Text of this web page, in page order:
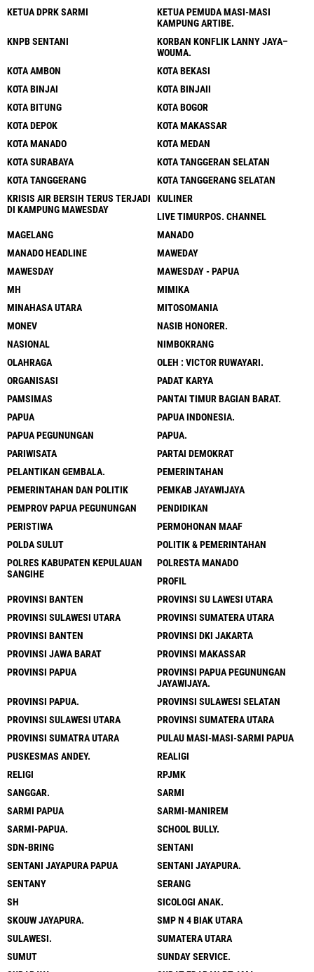
KETUA DPRK SARMI
KETUA PEMUDA MASI-MASI
KAMPUNG ARTIBE.
KNPB SENTANI
KORBAN KONFLIK LANNY JAYA–
WOUMA.
KOTA AMBON
KOTA BEKASI
KOTA BINJAI
KOTA BINJAII
KOTA BITUNG
KOTA BOGOR
KOTA DEPOK
KOTA MAKASSAR
KOTA MANADO
KOTA MEDAN
KOTA SURABAYA
KOTA TANGGERAN SELATAN
KOTA TANGGERANG
KOTA TANGGERANG SELATAN
KRISIS AIR BERSIH TERUS TERJADI
DI KAMPUNG MAWESDAY
KULINER
LIVE TIMURPOS. CHANNEL
MAGELANG
MANADO
MANADO HEADLINE
MAWEDAY
MAWESDAY
MAWESDAY - PAPUA
MH
MIMIKA
MINAHASA UTARA
MITOSOMANIA
MONEV
NASIB HONORER.
NASIONAL
NIMBOKRANG
OLAHRAGA
OLEH : VICTOR RUWAYARI.
ORGANISASI
PADAT KARYA
PAMSIMAS
PANTAI TIMUR BAGIAN BARAT.
PAPUA
PAPUA INDONESIA.
PAPUA PEGUNUNGAN
PAPUA.
PARIWISATA
PARTAI DEMOKRAT
PELANTIKAN GEMBALA.
PEMERINTAHAN
PEMERINTAHAN DAN POLITIK
PEMKAB JAYAWIJAYA
PEMPROV PAPUA PEGUNUNGAN
PENDIDIKAN
PERISTIWA
PERMOHONAN MAAF
POLDA SULUT
POLITIK & PEMERINTAHAN
POLRES KABUPATEN KEPULAUAN
SANGIHE
POLRESTA MANADO
PROFIL
PROVINSI BANTEN
PROVINSI SU LAWESI UTARA
PROVINSI SULAWESI UTARA
PROVINSI SUMATERA UTARA
PROVINSI BANTEN
PROVINSI DKI JAKARTA
PROVINSI JAWA BARAT
PROVINSI MAKASSAR
PROVINSI PAPUA
PROVINSI PAPUA PEGUNUNGAN
JAYAWIJAYA.
PROVINSI PAPUA.
PROVINSI SULAWESI SELATAN
PROVINSI SULAWESI UTARA
PROVINSI SUMATERA UTARA
PROVINSI SUMATRA UTARA
PULAU MASI-MASI-SARMI PAPUA
PUSKESMAS ANDEY.
REALIGI
RELIGI
RPJMK
SANGGAR.
SARMI
SARMI PAPUA
SARMI-MANIREM
SARMI-PAPUA.
SCHOOL BULLY.
SDN-BRING
SENTANI
SENTANI JAYAPURA PAPUA
SENTANI JAYAPURA.
SENTANY
SERANG
SH
SICOLOGI ANAK.
SKOUW JAYAPURA.
SMP N 4 BIAK UTARA
SULAWESI.
SUMATERA UTARA
SUMUT
SUNDAY SERVICE.